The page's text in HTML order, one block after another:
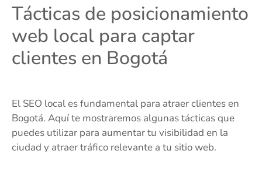
Tácticas de posicionamiento
web local para captar
clientes en Bogotá
El SEO local es fundamental para atraer clientes en
Bogotá. Aquí te mostraremos algunas tácticas que
puedes utilizar para aumentar tu visibilidad en la
ciudad y atraer tráfico relevante a tu sitio web.